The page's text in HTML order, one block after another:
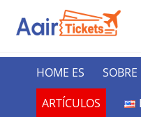
HOME ES SOBRE
ARTÍCULOS